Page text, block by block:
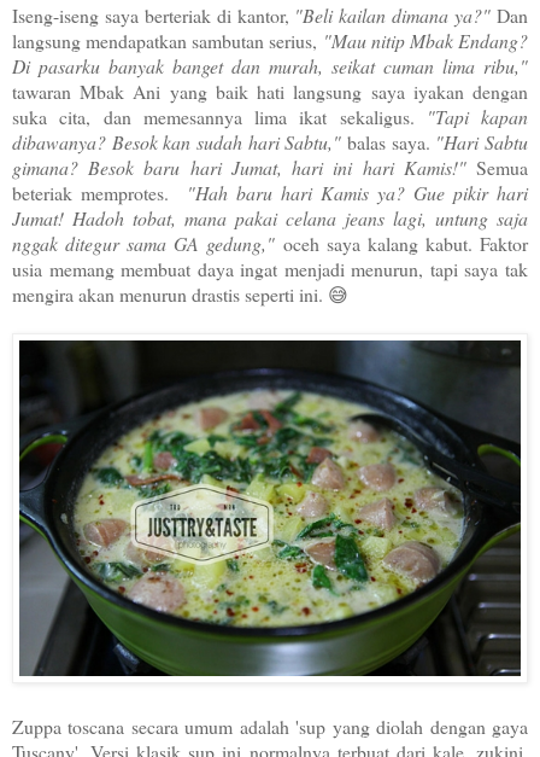
Iseng-iseng saya berteriak di kantor, "Beli kailan dimana ya?" Dan
langsung mendapatkan sambutan serius, "Mau nitip Mbak Endang?
Di pasarku banyak banget dan murah, seikat cuman lima ribu,"
tawaran Mbak Ani yang baik hati langsung saya iyakan dengan
suka cita, dan memesannya lima ikat sekaligus.
"Tapi kapan
dibawanya? Besok kan sudah hari Sabtu," balas saya. "Hari Sabtu
gimana? Besok baru hari Jumat, hari ini hari Kamis!"Semua
beteriak memprotes. "Hah baru hari Kamis ya? Gue pikir hari
Jumat! Hadoh tobat, mana pakai celana jeans lagi, untung saja
nggak ditegur sama GA gedung," oceh saya kalang kabut. Faktor
usia memang membuat daya ingat menjadi menurun, tapi saya tak
mengira akan menurun drastis seperti ini. 😅
Zuppa toscana secara umum adalah 'sup yang diolah dengan gaya
Tuscany'. Versi klasik sup ini normalnya terbuat dari kale, zukini,